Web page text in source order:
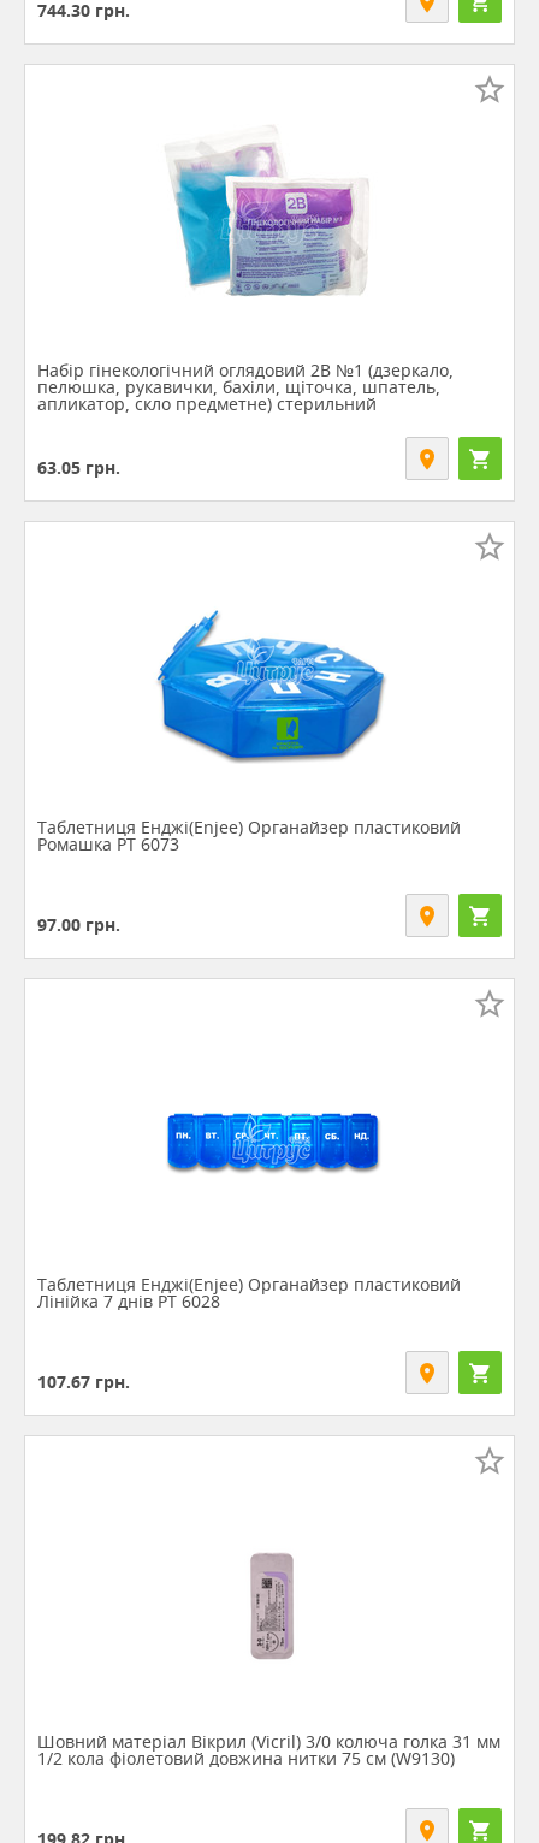
744.30 грн.
Набір гінекологічний оглядовий 2В №1 (дзеркало,
пелюшка, рукавички, бахіли, щіточка, шпатель,
апликатор, скло предметне) стерильний
63.05 грн.
Таблетниця Енджі(Enjee) Органайзер пластиковий
Ромашка РТ 6073
97.00 грн.
Таблетниця Енджі(Enjee) Органайзер пластиковий
Лінійка 7 днів РТ 6028
107.67 грн.
Шовний матеріал Вікрил (Vicril) 3/0 колюча голка 31 мм
1/2 кола фіолетовий довжина нитки 75 см (W9130)